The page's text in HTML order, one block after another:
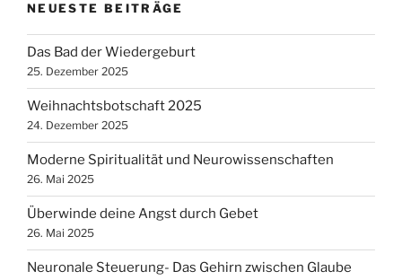
NEUESTE BEITRÄGE
Das Bad der Wiedergeburt
25. Dezember 2025
Weihnachtsbotschaft 2025
24. Dezember 2025
Moderne Spiritualität und Neurowissenschaften
26. Mai 2025
Überwinde deine Angst durch Gebet
26. Mai 2025
Neuronale Steuerung- Das Gehirn zwischen Glaube